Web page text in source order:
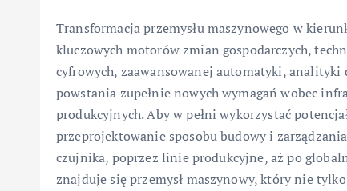
Transformacja przemysłu maszynowego w
kluczowych motorów zmian gospodarczych,
cyfrowych, zaawansowanej automatyki, analityki
powstania zupełnie nowych wymagań wobec
produkcyjnych. Aby w pełni wykorzystać
przeprojektowanie sposobu budowy i
czujnika, poprzez linie produkcyjne, aż po
znajduje się przemysł maszynowy, który nie